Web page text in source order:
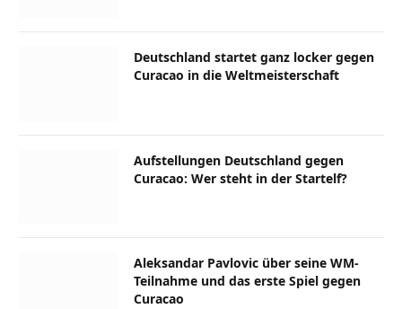
Deutschland startet ganz locker gegen
Curacao in die Weltmeisterschaft
Aufstellungen Deutschland gegen
Curacao: Wer steht in der Startelf?
Aleksandar Pavlovic über seine WM-
Teilnahme und das erste Spiel gegen
Curacao